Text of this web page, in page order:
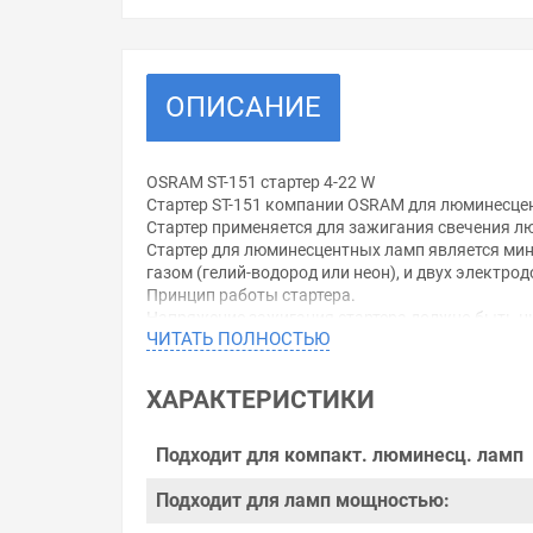
ОПИСАНИЕ
OSRAM ST-151 стартер 4-22 W
Стартер ST-151 компании OSRAM для
Стартер применяется для зажигания свечения
Стартер для люминесцентных ламп является
газом (гелий-водород или неон), и двух
Принцип работы стартера.
Напряжение зажигания стартера должно быть
При подключении схемы запуска к питающей
Незначительный ток тлеющего разряда, от 20
электрическую цепь, и тлеющий разряд внутри
Время замкнутого состояния электродов
электрической цепи приводит к
ЧИТАТЬ ПОЛНОСТЬЮ
ХАРАКТЕРИСТИКИ
Подходит для компакт. люминесц. ламп
Подходит для ламп мощностью: